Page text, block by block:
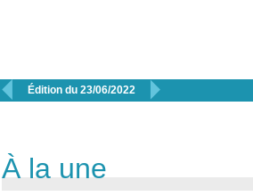
 Édition du 23/06/2022 
À la une